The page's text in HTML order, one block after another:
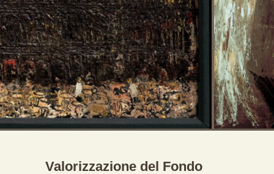
Valorizzazione del Fondo